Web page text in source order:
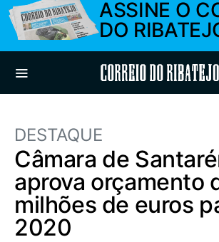
ASSINE O
DO
Correio do
DESTAQUE
Câmara de
aprova orçamento
milhões de euros
2020